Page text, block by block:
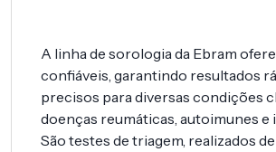
A linha de sorologia da Ebram
confiáveis, garantindo resultados
precisos para diversas condições
doenças reumáticas, autoimunes e
São testes de triagem, realizados